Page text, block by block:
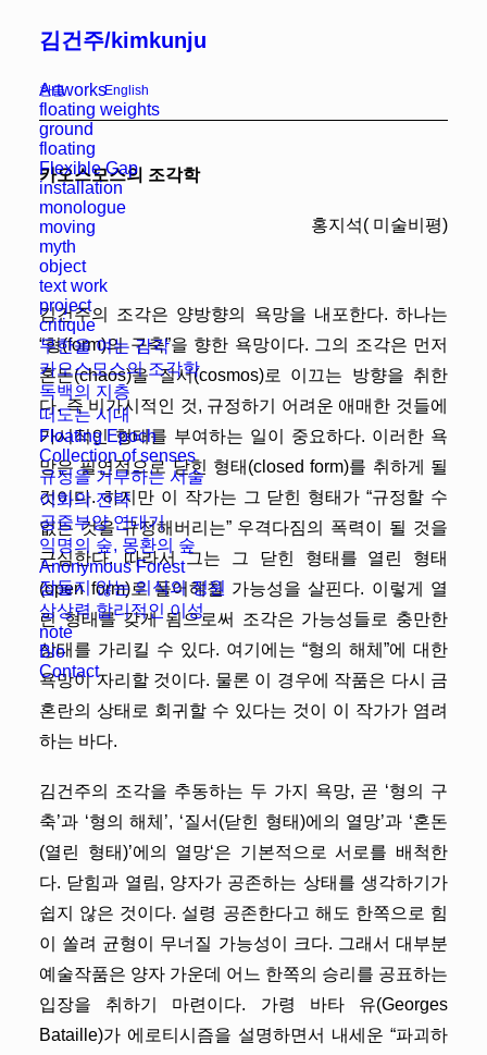
김건주/kimkunju
Artworks
floating weights
ground
floating
Flexible Gap
installation
monologue
moving
myth
object
text work
project
critique
무한을 여는 감각
카오스모스의 조각학
독백의 지층
떠도는 시대
Floating Epoch
Collection of senses
규정을 거부하는 서술
이화의 전략
공중부양 연대기
익명의 숲, 몽환의 숲
Anonymous Forest
잠들지 않는 의식의 정원
상상력 합리적인 이성
note
Bio
Contact
한글 English
카오스모스의 조각학
홍지석( 미술비평)
김건주의 조각은 양방향의 욕망을 내포한다. 하나는
“형(form)의 구축”을 향한 욕망이다. 그의 조각은 먼저
혼돈(chaos)을 질서(cosmos)로 이끄는 방향을 취한
다. 즉 비가시적인 것, 규정하기 어려운 애매한 것들에
가시적인 형태를 부여하는 일이 중요하다. 이러한 욕
망은 필연적으로 닫힌 형태(closed form)를 취하게 될
것이다. 하지만 이 작가는 그 닫힌 형태가 “규정할 수
없는 것을 규정해버리는” 우격다짐의 폭력이 될 것을
근심한다. 따라서 그는 그 닫힌 형태를 열린 형태
(open form)로 풀어헤칠 가능성을 살핀다. 이렇게 열
린 형태를 갖게 됨으로써 조각은 가능성들로 충만한
상태를 가리킬 수 있다. 여기에는 “형의 해체”에 대한
욕망이 자리할 것이다. 물론 이 경우에 작품은 다시 금
혼란의 상태로 회귀할 수 있다는 것이 이 작가가 염려
하는 바다.
김건주의 조각을 추동하는 두 가지 욕망, 곧 ‘형의 구
축’과 ‘형의 해체’, ‘질서(닫힌 형태)에의 열망’과 ‘혼돈
(열린 형태)’에의 열망‘은 기본적으로 서로를 배척한
다. 닫힘과 열림, 양자가 공존하는 상태를 생각하기가
쉽지 않은 것이다. 설령 공존한다고 해도 한쪽으로 힘
이 쏠려 균형이 무너질 가능성이 크다. 그래서 대부분
예술작품은 양자 가운데 어느 한쪽의 승리를 공표하는
입장을 취하기 마련이다. 가령 바타 유(Georges
Bataille)가 에로티시즘을 설명하면서 내세운 “파괴하